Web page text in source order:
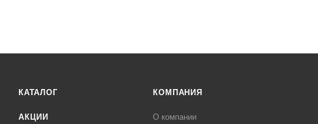
КАТАЛОГ
АКЦИИ
КОМПАНИЯ
О компании